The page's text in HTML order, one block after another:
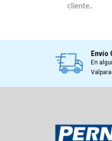
cliente..
Envío
En